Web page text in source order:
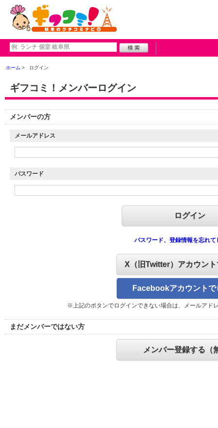
ホーム ログイン
ギフコミ！メンバーログイン
メンバーの方
メールアドレス
パスワード
パスワード、登録情報を忘れて
X（旧Twitter）アカウン
Facebookアカウントで
※上記のボタンでログインできない場合は、メールアド
まだメンバーではない方
メンバー登録する（